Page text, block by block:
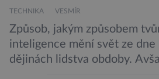
TECHNIKA VESMÍR
Způsob, jakým způsobem
inteligence mění svět ze dne
dějinách lidstva obdoby.